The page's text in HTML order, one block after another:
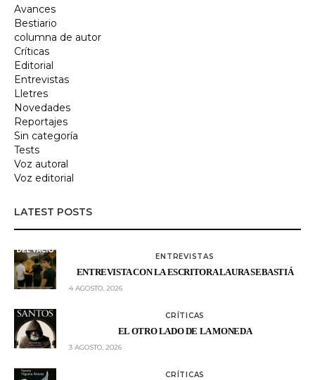
Avances
Bestiario
columna de autor
Críticas
Editorial
Entrevistas
Lletres
Novedades
Reportajes
Sin categoría
Tests
Voz autoral
Voz editorial
LATEST POSTS
ENTREVISTAS
ENTREVISTA CON LA ESCRITORA LAURA SEBASTIÁ
4 AGOSTO, 2026
CRÍTICAS
EL OTRO LADO DE LA MONEDA
3 AGOSTO, 2026
CRÍTICAS